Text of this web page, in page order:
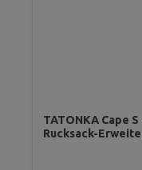
TATONKA Cape
Rucksack-